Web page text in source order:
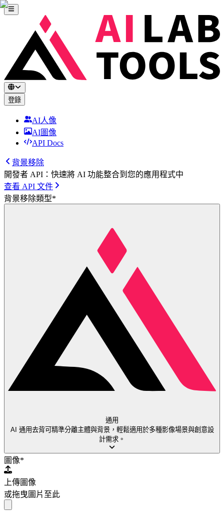
登錄
AI人像
AI圖像
API Docs
背景移除
開發者 API：快速將 AI 功能整合到您的應用程式中
查看 API 文件
背景移除類型*
通用
AI 通用去背可精準分離主體與背景，輕鬆適用於多種影像場景與創意設
計需求。
圖像*
上傳圖像
或拖曳圖片至此